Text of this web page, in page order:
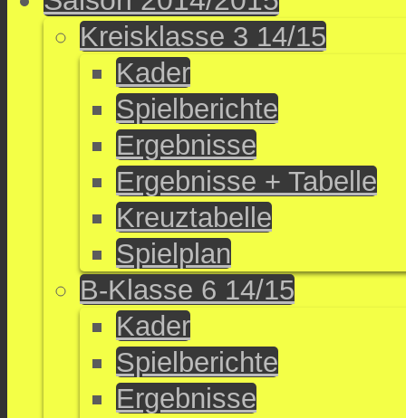
Kreisklasse 3 14/15
Kader
Spielberichte
Ergebnisse
Ergebnisse + Tabelle
Kreuztabelle
Spielplan
B-Klasse 6 14/15
Kader
Spielberichte
Ergebnisse